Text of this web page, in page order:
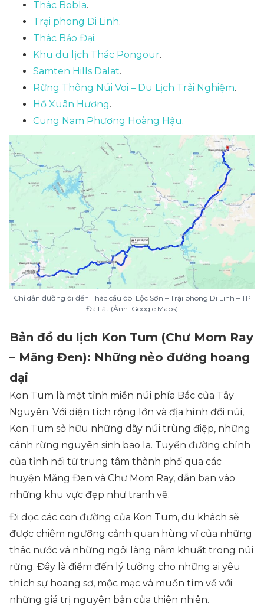
Thác Bobla.
Trại phong Di Linh.
Thác Bảo Đại.
Khu du lịch Thác Pongour.
Samten Hills Dalat.
Rừng Thông Núi Voi – Du Lịch Trải Nghiệm.
Hồ Xuân Hương.
Cung Nam Phương Hoàng Hậu.
Chỉ dẫn đường đi đến Thác cầu đôi Lộc Sơn – Trại phong Di Linh – TP
Đà Lạt (Ảnh: Google Maps)
Bản đồ du lịch Kon Tum (Chư Mom Ray
– Măng Đen): Những nẻo đường hoang
dại
Kon Tum là một tỉnh miền núi phía Bắc của Tây
Nguyên. Với diện tích rộng lớn và địa hình đồi núi,
Kon Tum sở hữu những dãy núi trùng điệp, những
cánh rừng nguyên sinh bao la. Tuyến đường chính
của tỉnh nối từ trung tâm thành phố qua các
huyện Măng Đen và Chư Mom Ray, dẫn bạn vào
những khu vực đẹp như tranh vẽ.
Đi dọc các con đường của Kon Tum, du khách sẽ
được chiêm ngưỡng cảnh quan hùng vĩ của những
thác nước và những ngôi làng nằm khuất trong núi
rừng. Đây là điểm đến lý tưởng cho những ai yêu
thích sự hoang sơ, mộc mạc và muốn tìm về với
những giá trị nguyên bản của thiên nhiên.